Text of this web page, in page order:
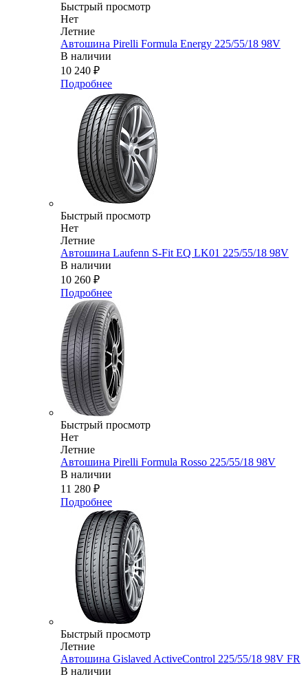
Быстрый просмотр
Нет
Летние
Автошина Pirelli Formula Energy 225/55/18 98V
В наличии
10 240 ₽
Подробнее
Быстрый просмотр
Нет
Летние
Автошина Laufenn S-Fit EQ LK01 225/55/18 98V
В наличии
10 260 ₽
Подробнее
Быстрый просмотр
Нет
Летние
Автошина Pirelli Formula Rosso 225/55/18 98V
В наличии
11 280 ₽
Подробнее
Быстрый просмотр
Летние
Автошина Gislaved ActiveControl 225/55/18 98V FR
В наличии